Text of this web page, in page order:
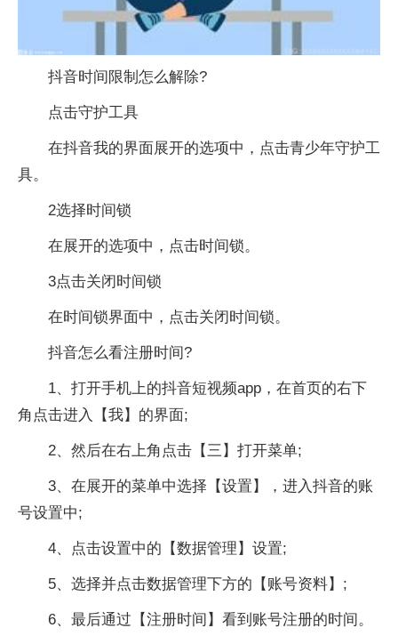
抖音时间限制怎么解除?
点击守护工具
在抖音我的界面展开的选项中，点击青少年守护工
具。
2选择时间锁
在展开的选项中，点击时间锁。
3点击关闭时间锁
在时间锁界面中，点击关闭时间锁。
抖音怎么看注册时间?
1、打开手机上的抖音短视频app，在首页的右下
角点击进入【我】的界面;
2、然后在右上角点击【三】打开菜单;
3、在展开的菜单中选择【设置】，进入抖音的账
号设置中;
4、点击设置中的【数据管理】设置;
5、选择并点击数据管理下方的【账号资料】;
6、最后通过【注册时间】看到账号注册的时间。